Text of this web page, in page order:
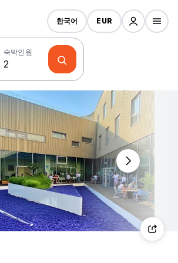
숙박인원
한국어 EUR